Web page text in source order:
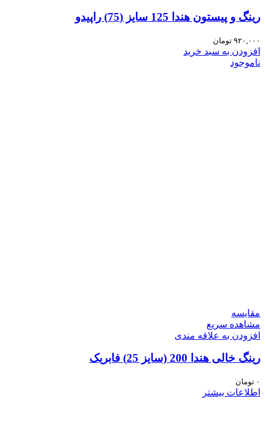
رینگ و پیستون هندا 125 سایز (75) راپیدو
۹۲۰,۰۰۰ تومان
افزودن به سبد خرید
ناموجود
مقایسه
مشاهده سریع
افزودن به علاقه مندی
رینگ خالی هندا 200 (سایز 25) فابریک
۰ تومان
اطلاعات بیشتر